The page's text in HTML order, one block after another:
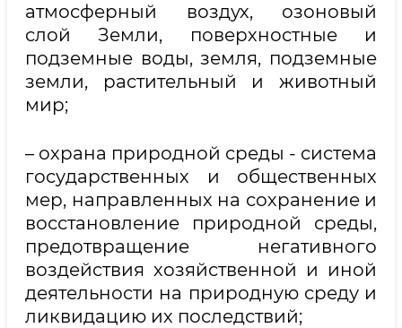
атмосферный воздух, озоновый
слой Земли, поверхностные и
подземные воды, земля, подземные
земли, растительный и животный
мир;
– охрана природной среды - система
государственных и общественных
мер, направленных на сохранение и
восстановление природной среды,
предотвращение негативного
воздействия хозяйственной и иной
деятельности на природную среду и
ликвидацию их последствий;